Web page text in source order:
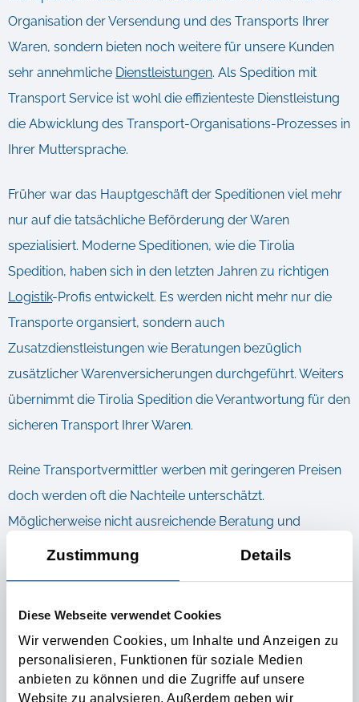
Zustimmung Details
Diese Webseite verwendet Cookies
Wir verwenden Cookies, um Inhalte und Anzeigen zu
personalisieren, Funktionen für soziale Medien
anbieten zu können und die Zugriffe auf unsere
Website zu analysieren. Außerdem geben wir
Organisation der Versendung und des Transports Ihrer
Waren, sondern bieten noch weitere für unsere Kunden
sehr annehmliche Dienstleistungen. Als Spedition mit
Transport Service ist wohl die effizienteste Dienstleistung
die Abwicklung des Transport-Organisations-Prozesses in
Ihrer Muttersprache.
Früher war das Hauptgeschäft der Speditionen viel mehr
nur auf die tatsächliche Beförderung der Waren
spezialisiert. Moderne Speditionen, wie die Tirolia
Spedition, haben sich in den letzten Jahren zu richtigen
Logistik-Profis entwickelt. Es werden nicht mehr nur die
Transporte organsiert, sondern auch
Zusatzdienstleistungen wie Beratungen bezüglich
zusätzlicher Warenversicherungen durchgeführt. Weiters
übernimmt die Tirolia Spedition die Verantwortung für den
sicheren Transport Ihrer Waren.
Reine Transportvermittler werben mit geringeren Preisen
doch werden oft die Nachteile unterschätzt.
Möglicherweise nicht ausreichende Beratung und
mangelnder
können weit
zusätzlich und freiwillig die Verantwortung für den
Transport der Waren übernimmt.